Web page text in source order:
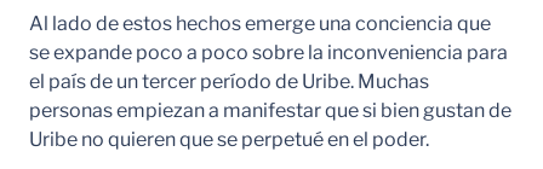
Al lado de estos hechos emerge una conciencia que
se expande poco a poco sobre la inconveniencia para
el país de un tercer período de Uribe. Muchas
personas empiezan a manifestar que si bien gustan de
Uribe no quieren que se perpetué en el poder.